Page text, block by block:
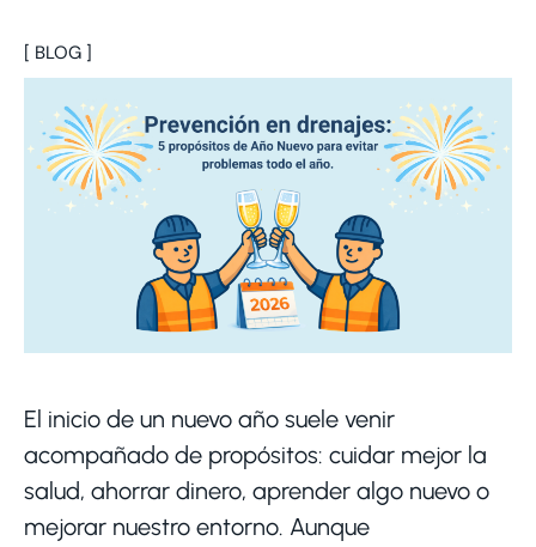
[ BLOG ]
El inicio de un nuevo año suele venir
acompañado de propósitos: cuidar mejor la
salud, ahorrar dinero, aprender algo nuevo o
mejorar nuestro entorno. Aunque